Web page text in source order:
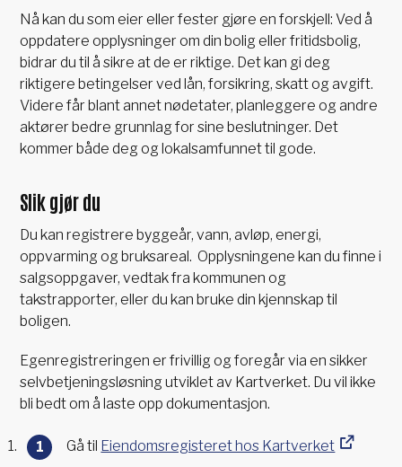
Nå kan du som eier eller fester gjøre en forskjell: Ved å
oppdatere opplysninger om din bolig eller fritidsbolig,
bidrar du til å sikre at de er riktige. Det kan gi deg
riktigere betingelser ved lån, forsikring, skatt og avgift.
Videre får blant annet nødetater, planleggere og andre
aktører bedre grunnlag for sine beslutninger. Det
kommer både deg og lokalsamfunnet til gode.
Slik gjør du
Du kan registrere byggeår, vann, avløp, energi,
oppvarming og bruksareal. Opplysningene kan du finne i
salgsoppgaver, vedtak fra kommunen og
takstrapporter, eller du kan bruke din kjennskap til
boligen.
Egenregistreringen er frivillig og foregår via en sikker
selvbetjeningsløsning utviklet av Kartverket. Du vil ikke
bli bedt om å laste opp dokumentasjon.
Gå til Eiendomsregisteret hos Kartverket